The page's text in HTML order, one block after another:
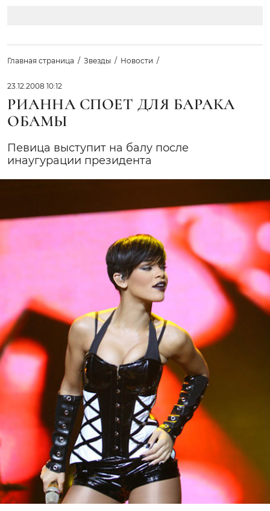
Главная страница Звезды Новости
23.12.2008 10:12
РИАННА СПОЕТ ДЛЯ БАРАКА
ОБАМЫ
Певица выступит на балу после
инаугурации президента